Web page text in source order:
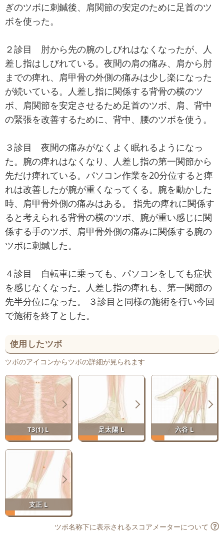
ぎのツボに刺鍼後、肩関節の安定のために足首のツ
ボを使った。
２診目 肘から先の腕のしびれはなくなったが、人
差し指はしびれている。夜間の肩の痛み、肩から肘
までの痺れ、肩甲骨の外側の痛みは少し楽になった
が続いている。人差し指に関係する背骨の横のツ
ボ、肩関節を安定させるため足首のツボ、肩、背中
の緊張を改善するために、背中、腰のツボを使う。
３診目 夜間の痛みがなくよく眠れるようになっ
た。腕の痺れはなくなり、人差し指の第一関節から
先だけ痺れている。パソコン作業を20分位すると痺
れは改善したが腕が重くなってくる。腕を動かした
時、肩甲骨外側の痛みはある。 指先の痺れに関係す
ると考えられる背骨の横のツボ、腕が重い感じに関
係する手のツボ、肩甲骨外側の痛みに関係する腕の
ツボに刺鍼した。
４診目 自転車に乗っても、パソコンをしても症状
を感じなくなった。人差し指の痺れも、第一関節の
先半分位になった。 ３診目と同様の施術を行い今回
で施術を終了とした。
使用したツボ
ツボのアイコンからツボの詳細が見られます
T3(1) L 足太陽 L 六谷 L
支正 L
ツボ名称下に表示されるスコアメーターについて